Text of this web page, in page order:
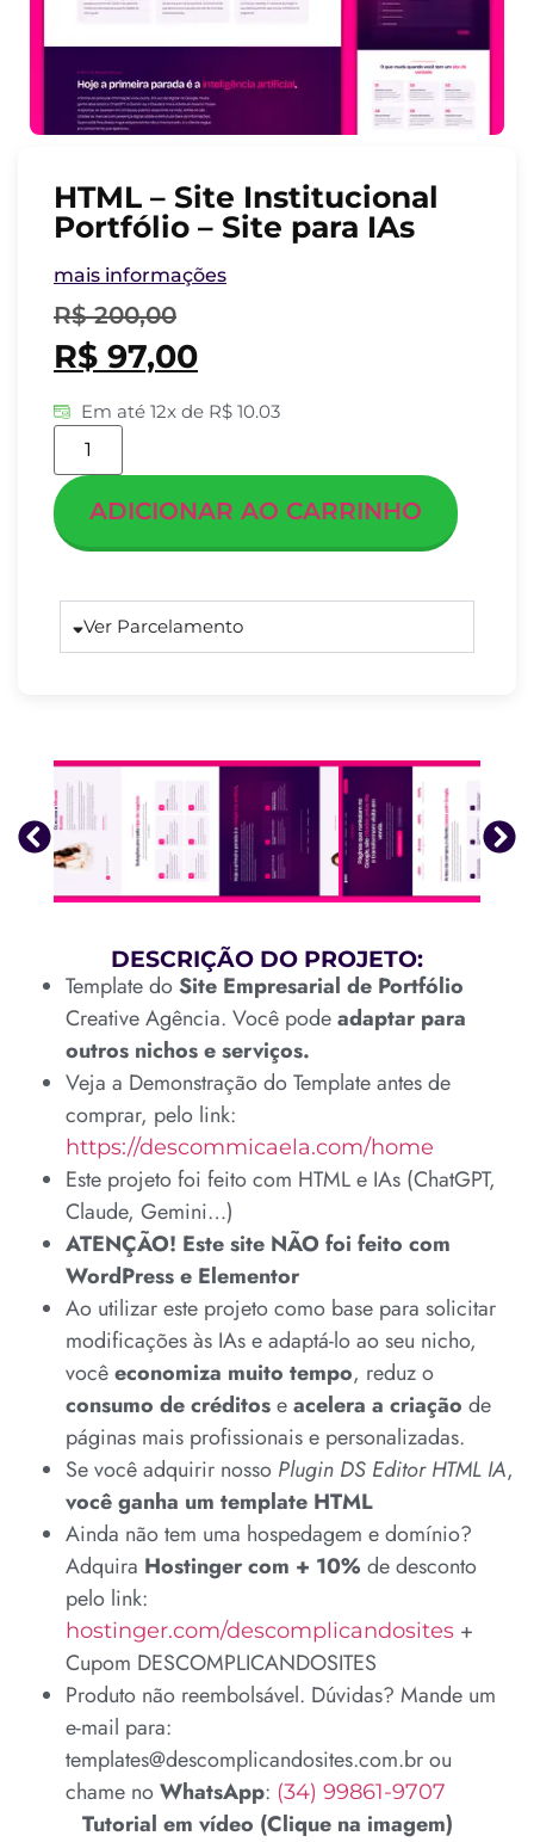
HTML – Site Institucional
Portfólio – Site para IAs
mais informações
R$200,00
R$ 97,00
Em até 12x de R$ 10.03
ADICIONAR AO CARRINHO
Ver Parcelamento
DESCRIÇÃO DO PROJETO:
Template doSite Empresarial de Portfólio
Creative Agência. Você podeadaptar para
outros nichos e serviços.
Veja a Demonstração do Template antes de
comprar, pelo link:
https://descommicaela.com/home
Este projeto foi feito com HTML e IAs (ChatGPT,
Claude, Gemini…)
ATENÇÃO! Este site NÃO foi feito com
WordPress e Elementor
Ao utilizar este projeto como base para solicitar
modificações às IAs e adaptá-lo ao seu nicho,
vocêeconomiza muito tempo, reduz o
consumo de créditoseacelera a criação de
páginas mais profissionais e personalizadas.
Se você adquirir nosso Plugin DS Editor HTML IA,
você ganha um template HTML
Ainda não tem uma hospedagem e domínio?
Adquira Hostinger com + 10% de desconto
pelo link:
hostinger.com/descomplicandosites +
Cupom DESCOMPLICANDOSITES
Produto não reembolsável. Dúvidas? Mande um
e-mail para:
templates@descomplicandosites.com.br ou
chame noWhatsApp: (34) 99861-9707
Tutorial em vídeo (Clique na imagem)